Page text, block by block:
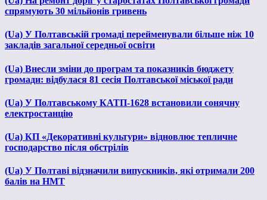
спрямують 30 мільйонів гривень
(Ua) У Полтавській громаді перейменували більше ніж 10
закладів загальної середньої освіти
(Ua) Внесли зміни до програм та показників бюджету
громади: відбулася 81 сесія Полтавської міської ради
(Ua) У Полтавському КАТП-1628 встановили сонячну
електростанцію
(Ua) КП «Декоративні культури» відновлює тепличне
господарство після обстрілів
(Ua) У Полтаві відзначили випускників, які отримали 200
балів на НМТ